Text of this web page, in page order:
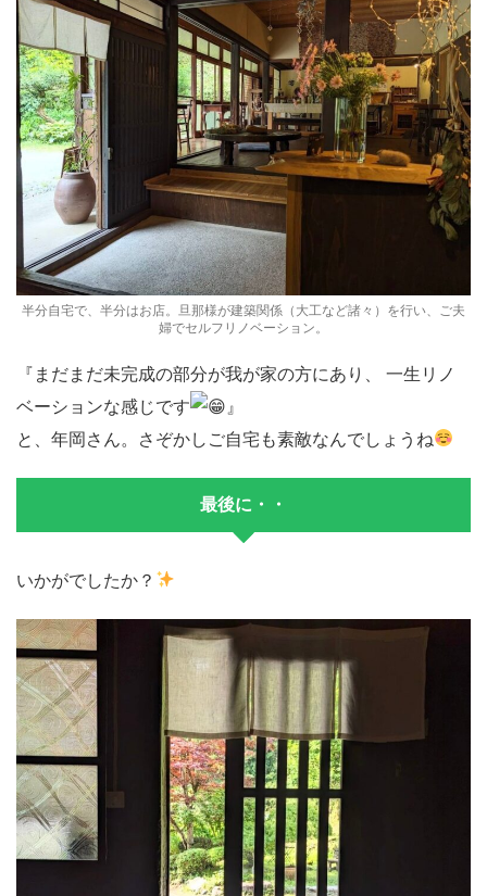
半分自宅で、半分はお店。旦那様が建築関係（大工など諸々）を行い、ご夫
婦でセルフリノベーション。
『まだまだ未完成の部分が我が家の方にあり、 一生リノ
ベーションな感じです
』
と、年岡さん。さぞかしご自宅も素敵なんでしょうね
最後に・・
いかがでしたか？